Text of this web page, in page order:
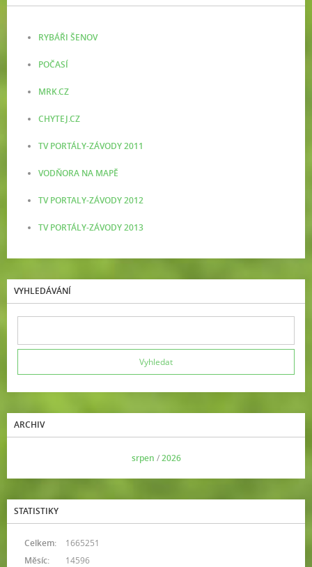
RYBÁŘI ŠENOV
POČASÍ
MRK.CZ
CHYTEJ.CZ
TV PORTÁLY-ZÁVODY 2011
VODŇORA NA MAPĚ
TV PORTALY-ZÁVODY 2012
TV PORTÁLY-ZÁVODY 2013
VYHLEDÁVÁNÍ
ARCHIV
srpen /2026
STATISTIKY
Celkem:
1665251
Měsíc:
14596